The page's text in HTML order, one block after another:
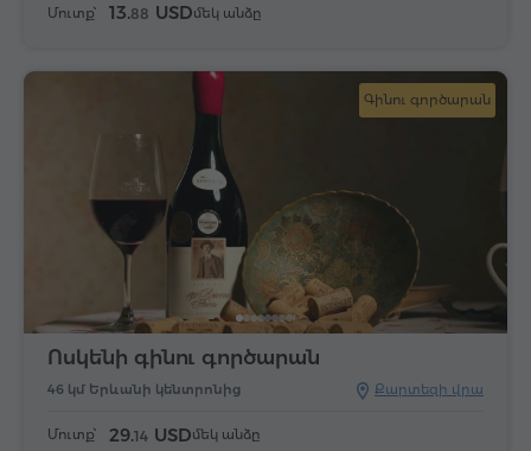
Մուտք՝ 13.88 USDմեկ անձը
Գինու գործարան
Քարտեզի վրա
46 կմ Երևանի կենտրոնից
Ոսկենի գինու գործարան
Մուտք՝ 29.14 USDմեկ անձը